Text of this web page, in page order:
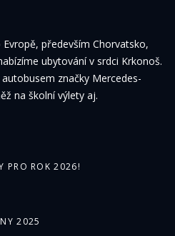
především Chorvatsko,
ubytování v srdci Krkonoš.
značky Mercedes-
na školní výlety aj.
PRO ROK 2026!
2025